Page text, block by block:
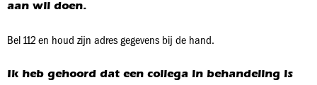
aan wil doen.
Bel 112 en houd zijn adres gegevens bij de hand.
Ik heb gehoord dat een collega in behandeling is